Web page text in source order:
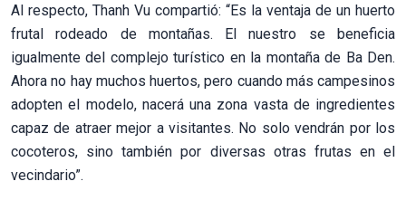
Al respecto, Thanh Vu compartió: “Es la ventaja de un huerto
frutal rodeado de montañas. El nuestro se beneficia
igualmente del complejo turístico en la montaña de Ba Den.
Ahora no hay muchos huertos, pero cuando más campesinos
adopten el modelo, nacerá una zona vasta de ingredientes
capaz de atraer mejor a visitantes. No solo vendrán por los
cocoteros, sino también por diversas otras frutas en el
vecindario”.